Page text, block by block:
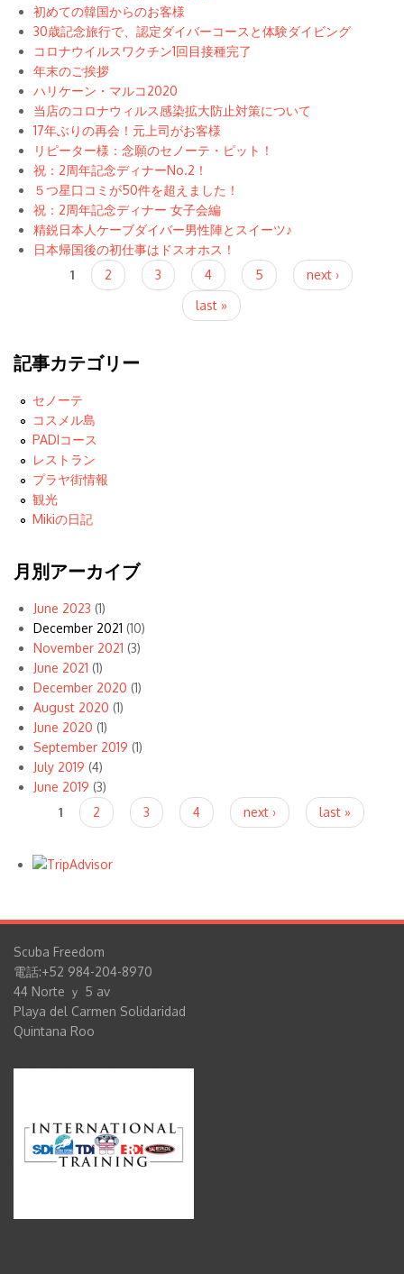
初めての韓国からのお客様
30歳記念旅行で、認定ダイバーコースと体験ダイビング
コロナウイルスワクチン1回目接種完了
年末のご挨拶
ハリケーン・マルコ2020
当店のコロナウィルス感染拡大防止対策について
17年ぶりの再会！元上司がお客様
リピーター様：念願のセノーテ・ピット！
祝：2周年記念ディナーNo.2！
５つ星口コミが50件を超えました！
祝：2周年記念ディナー 女子会編
精鋭日本人ケーブダイバー男性陣とスイーツ♪
日本帰国後の初仕事はドスオホス！
1 2 3 4 5
next ›
last »
記事カテゴリー
セノーテ
コスメル島
PADIコース
レストラン
プラヤ街情報
観光
Mikiの日記
月別アーカイブ
June 2023 (1)
December 2021 (10)
November 2021 (3)
June 2021 (1)
December 2020 (1)
August 2020 (1)
June 2020 (1)
September 2019 (1)
July 2019 (4)
June 2019 (3)
Pages1 2 3 4 next › last »
Scuba Freedom
電話:+52 984-204-8970
44 Norte ｙ 5 av
Playa del Carmen Solidaridad
Quintana Roo